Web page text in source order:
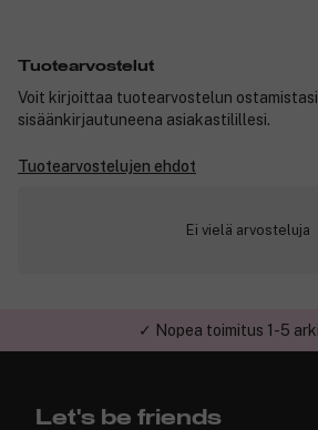
Tuotearvostelut
Voit kirjoittaa tuotearvostelun
sisäänkirjautuneena asiakastilillesi.
Tuotearvostelujen ehdot
Ei vielä arvosteluja
✓ Nopea toimitus 1-5
Let's be friends